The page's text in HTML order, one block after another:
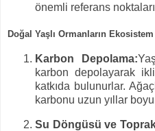
önemli referans
Doğal Yaşlı Ormanların
Karbon Depolama:
karbon depolayarak
katkıda bulunurlar.
karbonu uzun yıllar
Su Döngüsü ve